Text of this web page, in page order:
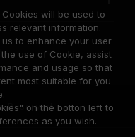
Reserved.
will be used to
relevant information.
to enhance your user
use of Cookie, assist
and usage so that
most suitable for you
on the botton left to
as you wish.